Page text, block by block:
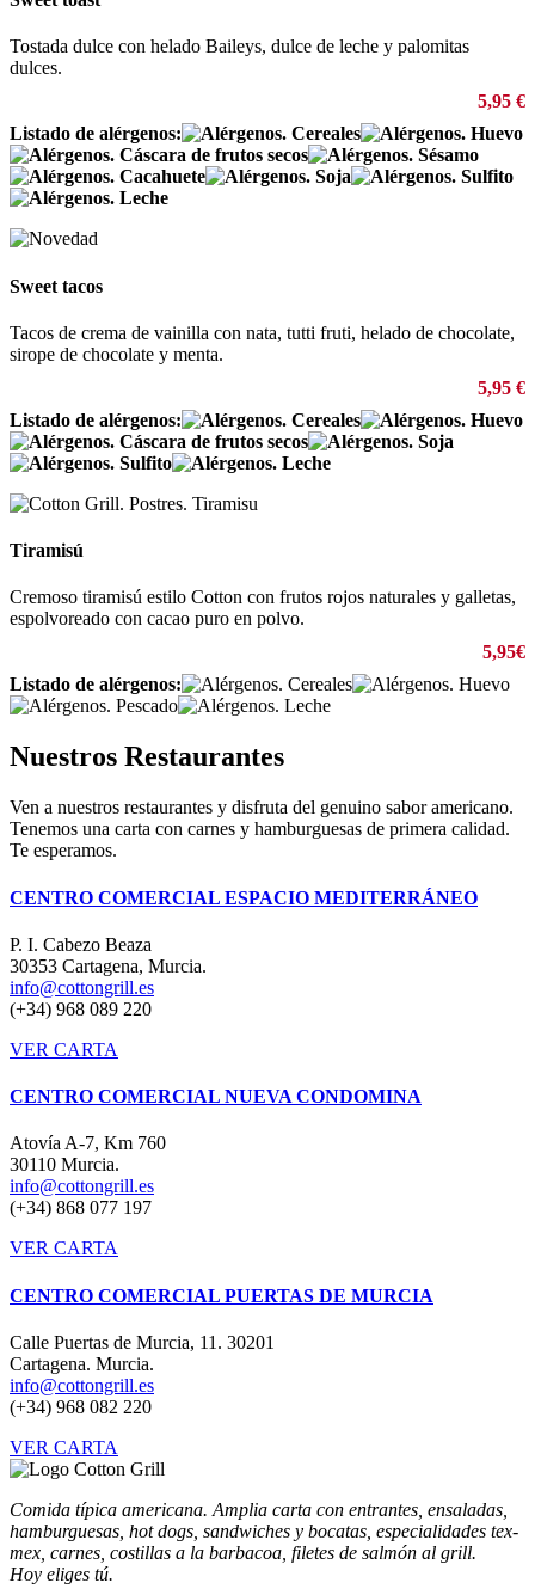
Tostada dulce con helado Baileys, dulce de leche y palomitas
dulces.
5,95 €
Listado de alérgenos:
Sweet tacos
Tacos de crema de vainilla con nata, tutti fruti, helado de chocolate,
sirope de chocolate y menta.
5,95 €
Listado de alérgenos:
Tiramisú
Cremoso tiramisú estilo Cotton con frutos rojos naturales y galletas,
espolvoreado con cacao puro en polvo.
5,95€
Listado de alérgenos:
Nuestros Restaurantes
Ven a nuestros restaurantes y disfruta del genuino sabor americano.
Tenemos una carta con carnes y hamburguesas de primera calidad.
Te esperamos.
CENTRO COMERCIAL ESPACIO MEDITERRÁNEO
P. I. Cabezo Beaza
30353 Cartagena, Murcia.
info@cottongrill.es
(+34) 968 089 220
VER CARTA
CENTRO COMERCIAL NUEVA CONDOMINA
Atovía A-7, Km 760
30110 Murcia.
info@cottongrill.es
(+34) 868 077 197
VER CARTA
CENTRO COMERCIAL PUERTAS DE MURCIA
Calle Puertas de Murcia, 11. 30201
Cartagena. Murcia.
info@cottongrill.es
(+34) 968 082 220
VER CARTA
Comida típica americana. Amplia carta con entrantes, ensaladas,
hamburguesas, hot dogs, sandwiches y bocatas, especialidades tex-
mex, carnes, costillas a la barbacoa, filetes de salmón al grill.
Hoy eliges tú.